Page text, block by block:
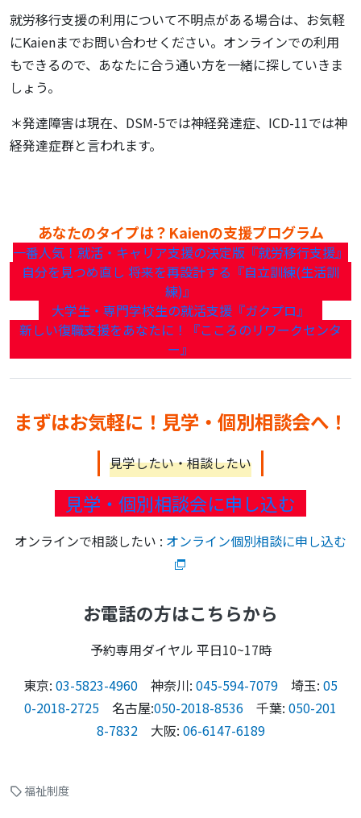
就労移行支援の利用について不明点がある場合は、お気軽
にKaienまでお問い合わせください。オンラインでの利用
もできるので、あなたに合う通い方を一緒に探していきま
しょう。
＊発達障害は現在、DSM-5では神経発達症、ICD-11では神
経発達症群と言われます。
あなたのタイプは？Kaienの支援プログラム
一番人気！就活・キャリア支援の決定版『就労移行支援』
自分を見つめ直し 将来を再設計する『自立訓練(生活訓
練)』
大学生・専門学校生の就活支援『ガクプロ』
新しい復職支援をあなたに！『こころのリワークセンタ
ー』
まずはお気軽に！見学・個別相談会へ！
見学したい・相談したい
見学・個別相談会に申し込む
オンラインで相談したい : オンライン個別相談に申し込む
お電話の方はこちらから
予約専用ダイヤル 平日10~17時
東京: 03-5823-4960 神奈川: 045-594-7079 埼玉: 05
0-2018-2725 名古屋:050-2018-8536 千葉: 050-201
8-7832大阪: 06-6147-6189
福祉制度